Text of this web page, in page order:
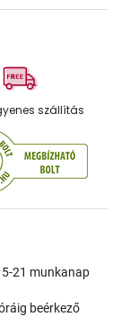
szállítás
5-21 munkanap
beérkező